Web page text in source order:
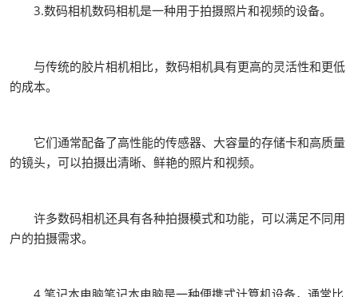
3.数码相机数码相机是一种用于拍摄照片和视频的设备。
与传统的胶片相机相比，数码相机具有更高的灵活性和更低
的成本。
它们通常配备了高性能的传感器、大容量的存储卡和高质量
的镜头，可以拍摄出清晰、鲜艳的照片和视频。
许多数码相机还具有各种拍摄模式和功能，可以满足不同用
户的拍摄需求。